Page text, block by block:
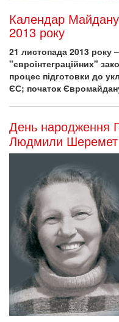
Календар
2013 року
21 листопада 2013 року
"євроінтеграційних"
процес підготовки до
ЄС; початок
День народження
Людмили Шеремет